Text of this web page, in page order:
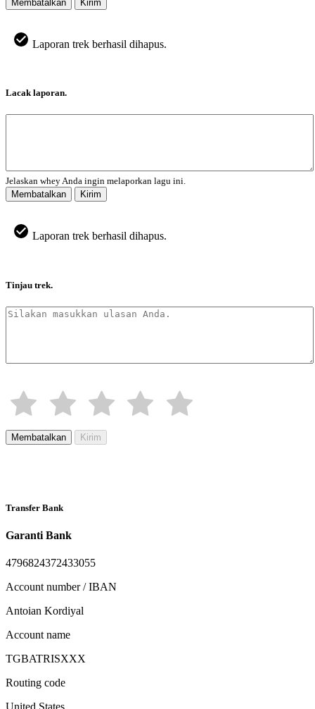
Membatalkan Kirim
Laporan trek berhasil dihapus.
Lacak laporan.
Jelaskan whey Anda ingin melaporkan lagu ini.
Membatalkan
Kirim
Laporan trek berhasil dihapus.
Tinjau trek.
Membatalkan Kirim
Transfer Bank
Garanti Bank
4796824372433055
Account number / IBAN
Antoian Kordiyal
Account name
TGBATRISXXX
Routing code